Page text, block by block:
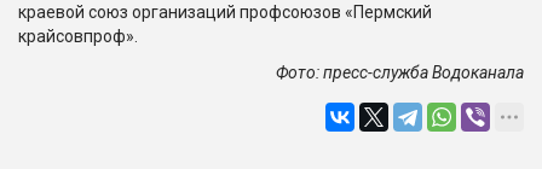
краевой союз организаций профсоюзов «Пермский
крайсовпроф».
Фото: пресс-служба Водоканала